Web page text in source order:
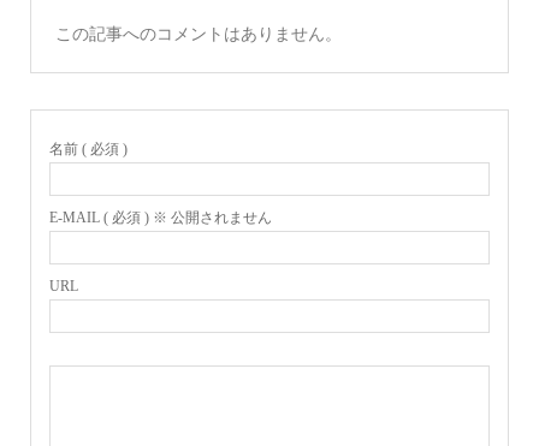
この記事へのコメントはありません。
名前 ( 必須 )
E-MAIL ( 必須 ) ※ 公開されません
URL